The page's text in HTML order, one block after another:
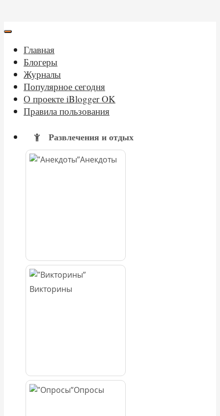
Главная
Блогеры
Журналы
Популярное сегодня
О проекте iBlogger OK
Правила пользования
Развлечения и отдых
Анекдоты
Викторины
Опросы